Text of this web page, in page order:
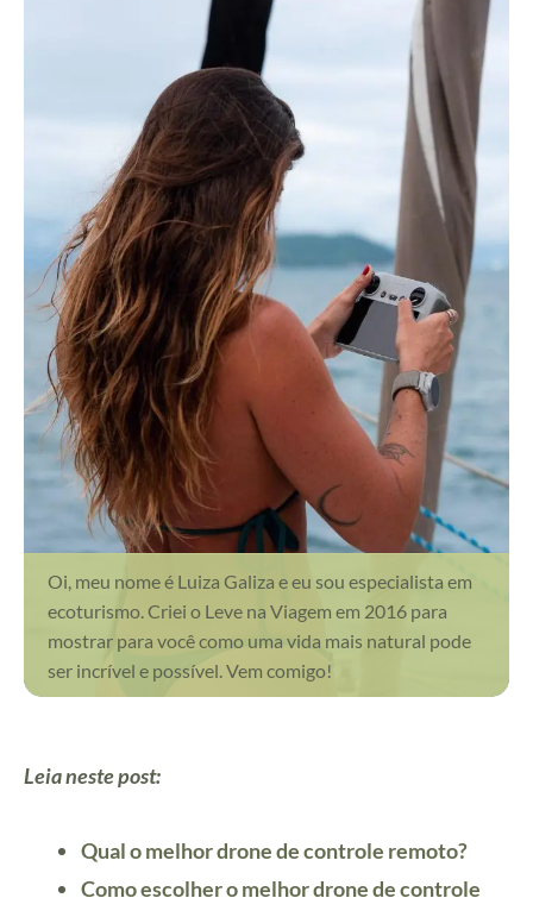
Oi, meu nome é Luiza Galiza e eu sou especialista em
ecoturismo. Criei o Leve na Viagem em 2016 para
mostrar para você como uma vida mais natural pode
ser incrível e possível. Vem comigo!
Leia neste post:
Qual o melhor drone de controle remoto?
Como escolher o melhor drone de controle